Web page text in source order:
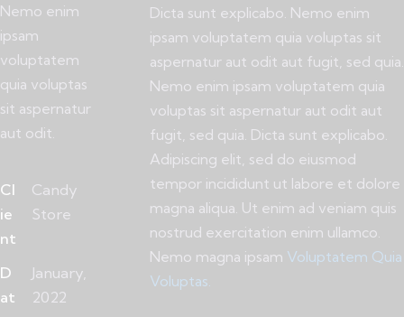
Nemo enim
ipsam
voluptatem
quia voluptas
sit aspernatur
aut odit.
Cl
ie
nt
Candy
Store
D
at
January,
2022
Dicta sunt explicabo. Nemo enim
ipsam voluptatem quia voluptas sit
aspernatur aut odit aut fugit, sed quia.
Nemo enim ipsam voluptatem quia
voluptas sit aspernatur aut odit aut
fugit, sed quia. Dicta sunt explicabo.
Adipiscing elit, sed do eiusmod
tempor incididunt ut labore et dolore
magna aliqua. Ut enim ad veniam quis
nostrud exercitation enim ullamco.
Nemo magna ipsam Voluptatem Quia
Voluptas.